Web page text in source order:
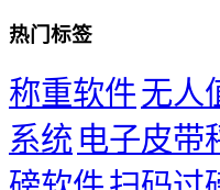
热门标签
称重软件无人
系统 电子皮带